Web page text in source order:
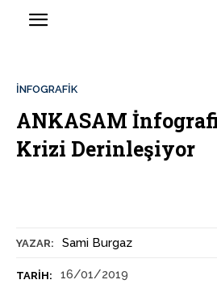
YAZAR: Sami Burgaz
TARIH: 16/01/2019
İNFOGRAFIK
ANKASAM
Krizi Derinleşiyor